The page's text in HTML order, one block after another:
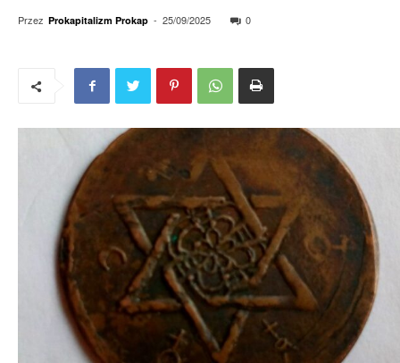
Przez Prokapitalizm Prokap - 25/09/2025 0